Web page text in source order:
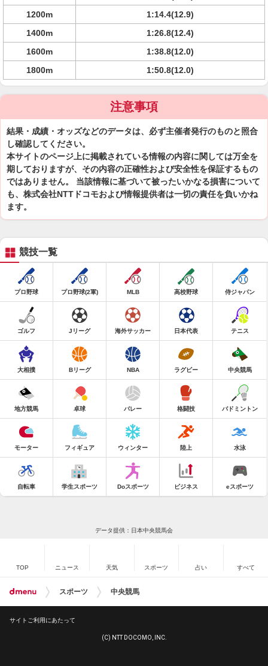
1200m
1:14.4(12.9)
1400m
1:26.8(12.4)
1600m
1:38.8(12.0)
1800m
1:50.8(12.0)
注意事項
結果・成績・オッズなどのデータは、必ず主催者発行のものと照合
し確認してください。
本サイトのページ上に掲載されている情報の内容に関しては万全を
期しておりますが、その内容の正確性および安全性を保証するもの
ではありません。 当該情報に基づいて被ったいかなる損害について
も、株式会社NTTドコモおよび情報提供者は一切の責任を負いかね
ます。
競技一覧
プロ野球 プロ野球(2軍) MLB 高校野球 侍ジャパン
ゴルフ Jリーグ 海外サッカー 日本代表 テニス
大相撲 Bリーグ NBA ラグビー 中央競馬
地方競馬 卓球 バレー 格闘技 バドミントン
モーター フィギュア ウィンター 陸上 水泳
自転車 学生スポーツ Doスポーツ ビジネス eスポーツ
データ提供：日本中央競馬会
TOP ニュース 天気 スポーツ 占い すべて
スポーツ 中央競馬
サイトご利用にあたって
(C) NTT DOCOMO, INC.